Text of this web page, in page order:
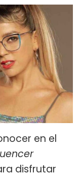
en el
disfrutar